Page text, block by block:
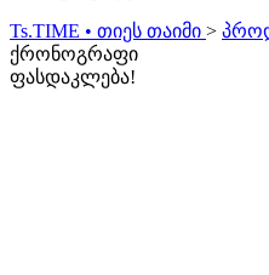
Ts.TIME • თიეს თაიმი >
ქრონოგრაფი
ფასდაკლება!